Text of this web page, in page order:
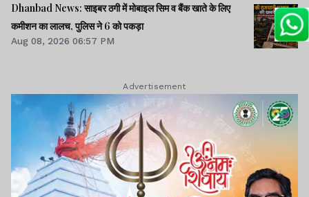
Dhanbad News: साइबर ठगी में मोबाइल सिम व बैंक खाते के लिए
कमीशन का लालच, पुलिस ने 6 को पकड़ा
Aug 08, 2026 06:57 PM
Advertisement